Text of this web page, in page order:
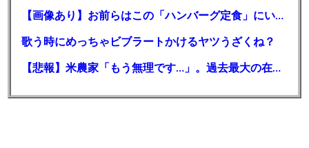
【画像あり】お前らはこの「ハンバーグ定食」にいくら払える？
歌う時にめっちゃビブラートかけるヤツうざくね？
【悲報】米農家「もう無理です…」。過去最大の在庫を抱える状態で新米収穫。新米価格安すぎて赤字に